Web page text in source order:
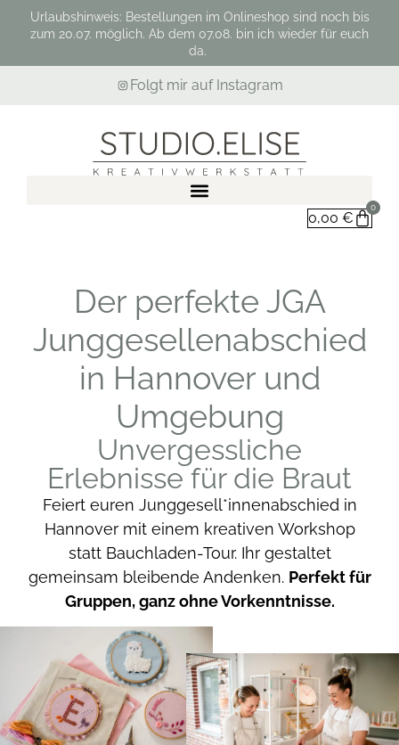
Urlaubshinweis: Bestellungen im Onlineshop sind noch bis
zum 20.07. möglich. Ab dem 07.08. bin ich wieder für euch
da.
Folgt mir auf Instagram
0,00 €
0
Der perfekte JGA
Junggesellenabschied
in Hannover und
Umgebung
Unvergessliche
Erlebnisse für die Braut
Feiert euren Junggesell*innenabschied in
Hannover mit einem kreativen Workshop
statt Bauchladen-Tour. Ihr gestaltet
gemeinsam bleibende Andenken. Perfekt für
Gruppen, ganz ohne Vorkenntnisse.